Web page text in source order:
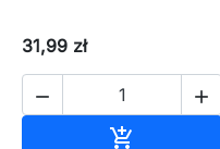
31,99 zł
 
